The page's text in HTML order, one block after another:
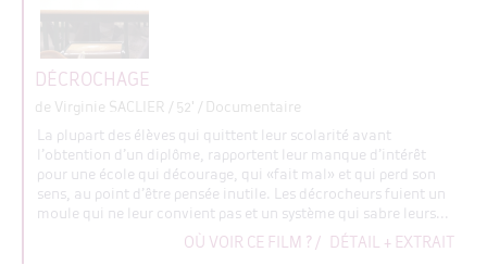
DÉCROCHAGE
de Virginie SACLIER / 52' / Documentaire
La plupart des élèves qui quittent leur scolarité avant
l’obtention d’un diplôme, rapportent leur manque d’intérêt
pour une école qui décourage, qui «fait mal» et qui perd son
sens, au point d’être pensée inutile. Les décrocheurs fuient un
moule qui ne leur convient pas et un système qui sabre leurs...
OÙ VOIR CE FILM ? / DÉTAIL + EXTRAIT